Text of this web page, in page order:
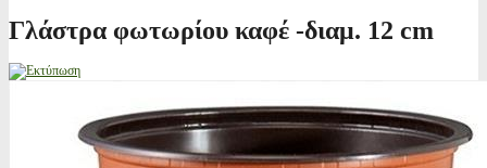
Γλάστρα φωτωρίου καφέ -διαμ. 12 cm